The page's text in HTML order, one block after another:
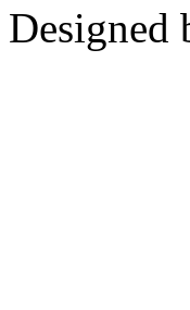
Designed